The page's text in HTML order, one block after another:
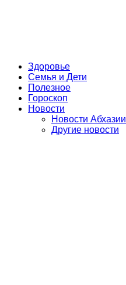
Здоровье
Семья и Дети
Полезное
Гороскоп
Новости
Новости Абхазии
Другие новости